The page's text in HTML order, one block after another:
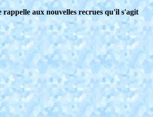
rappelle aux nouvelles recrues qu'il s'agit